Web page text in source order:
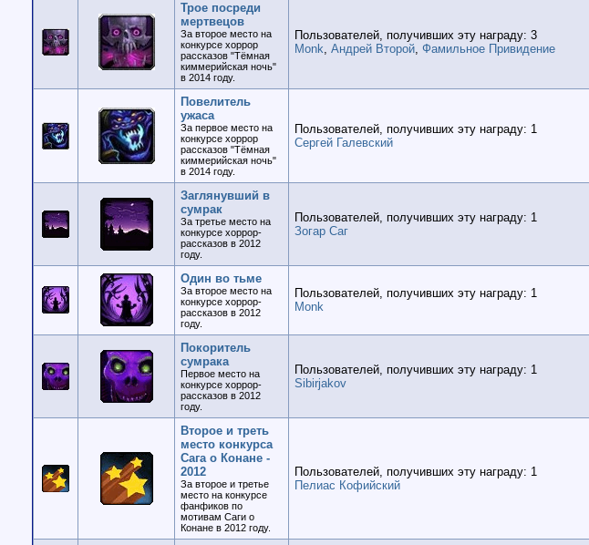
Трое посреди
мертвецов
За второе место на
конкурсе хоррор
рассказов "Тёмная
киммерийская ночь"
в 2014 году.
Пользователей, получивших эту награду: 3
Monk, Андрей Второй, Фамильное Привидение
Повелитель
ужаса
За первое место на
конкурсе хоррор
рассказов "Тёмная
киммерийская ночь"
в 2014 году.
Пользователей, получивших эту награду: 1
Сергей Галевский
Заглянувший в
сумрак
За третье место на
конкурсе хоррор-
рассказов в 2012
году.
Пользователей, получивших эту награду: 1
Зогар Саг
Один во тьме
За второе место на
конкурсе хоррор-
рассказов в 2012
году.
Пользователей, получивших эту награду: 1
Monk
Покоритель
сумрака
Первое место на
конкурсе хоррор-
рассказов в 2012
году.
Пользователей, получивших эту награду: 1
Sibirjakov
Второе и треть
место конкурса
Сага о Конане -
2012
За второе и третье
место на конкурсе
фанфиков по
мотивам Саги о
Конане в 2012 году.
Пользователей, получивших эту награду: 1
Пелиас Кофийский